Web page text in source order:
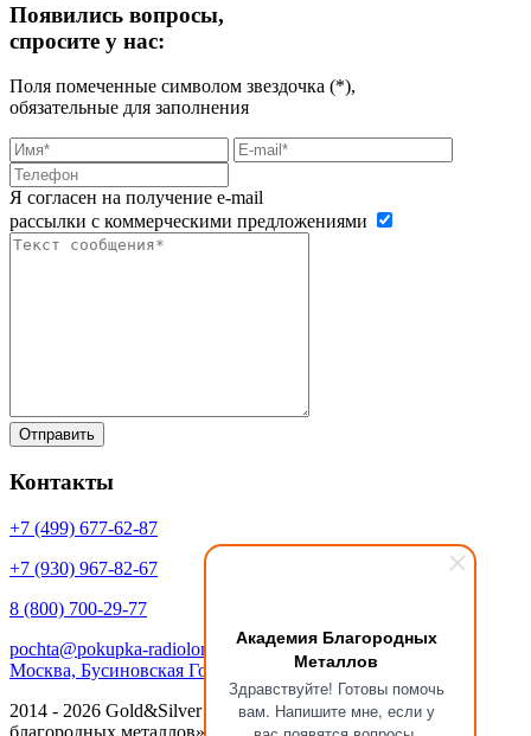
Академия Благородных
Металлов
Здравствуйте! Готовы помочь
вам. Напишите мне, если у
Появились вопросы,
спросите у нас:
Поля помеченные символом звездочка (*),
обязательные для заполнения
Я согласен на получение e-mail
рассылки с коммерческими предложениями
Контакты
+7 (499) 677-62-87
+7 (930) 967-82-67
8 (800) 700-29-77
pochta@pokupka-radiolom.ru
Москва, Бусиновская Горка, 1Е с.5
2014 - 2026 Gold&Silver Научный Центр «Академия
благородных металлов»